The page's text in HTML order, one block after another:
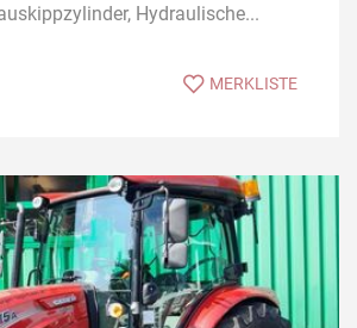
Hydraulische...
MERKLISTE